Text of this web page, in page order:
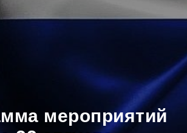
мероприятий